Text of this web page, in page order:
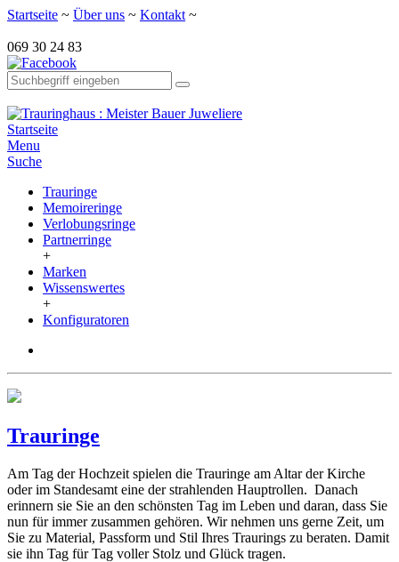
Startseite ~ Über uns ~ Kontakt ~
069 30 24 83
Startseite
Menu
Suche
Trauringe
Memoireringe
Verlobungsringe
Partnerringe
+
Marken
Wissenswertes
+
Konfiguratoren
Trauringe
Am Tag der Hochzeit spielen die Trauringe am Altar der Kirche
oder im Standesamt eine der strahlenden Hauptrollen. Danach
erinnern sie Sie an den schönsten Tag im Leben und daran, dass Sie
nun für immer zusammen gehören. Wir nehmen uns gerne Zeit, um
Sie zu Material, Passform und Stil Ihres Traurings zu beraten. Damit
sie ihn Tag für Tag voller Stolz und Glück tragen.